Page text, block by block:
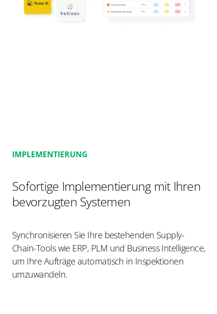
IMPLEMENTIERUNG
Sofortige Implementierung mit Ihren
bevorzugten Systemen
Synchronisieren Sie Ihre bestehenden Supply-
Chain-Tools wie ERP, PLM und Business Intelligence,
um Ihre Aufträge automatisch in Inspektionen
umzuwandeln.